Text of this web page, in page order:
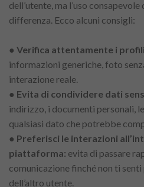
dell’utente, ma l’uso
differenza. Ecco alcuni consigli:
● Verifica attentamente i
informazioni generiche, foto
interazione reale.
● Evita di condividere dati
indirizzo, i documenti personali,
qualsiasi dato che potrebbe
● Preferisci le interazioni
piattaforma: evita di passare
comunicazione finché non ti
dell’altro utente.